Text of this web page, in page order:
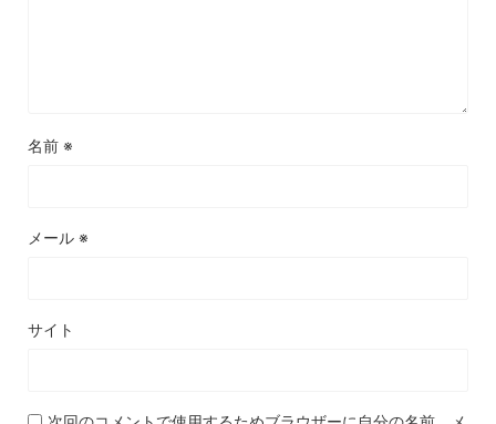
名前 ※
メール ※
サイト